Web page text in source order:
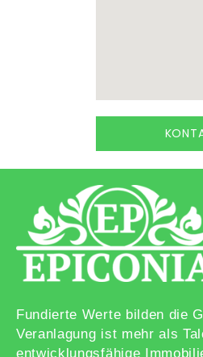
Fundierte Werte bilden die
Veranlagung ist mehr als
entwicklungsfähige